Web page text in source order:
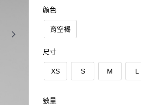
顏色
育空褐
尺寸
XS S M L
數量